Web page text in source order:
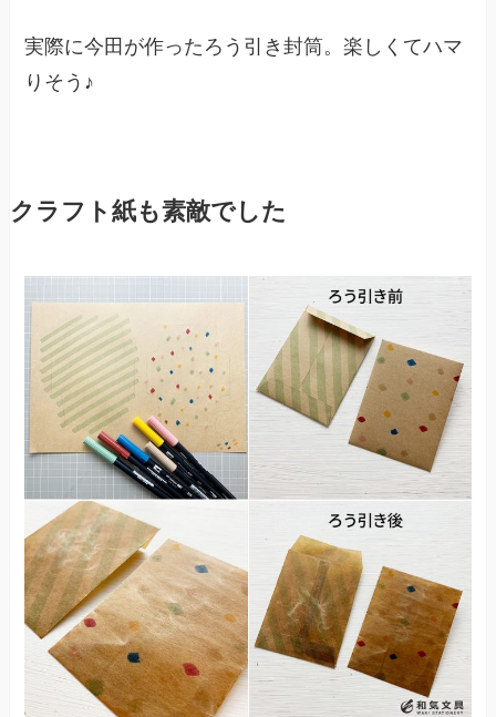
実際に今田が作ったろう引き封筒。楽しくてハマ
りそう♪
クラフト紙も素敵でした